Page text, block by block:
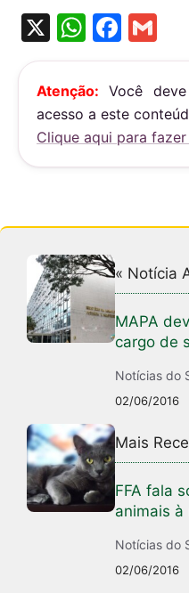
X
W
h
at
s
A
p
F
a
c
e
b
o
k
m
ai
l
Atenção: Você
acesso a este
Clique aqui para
« Notícia
MAPA
cargo de
Notícias do
02/06/2016
Mais
FFA fala
animais à
Notícias do
02/06/2016